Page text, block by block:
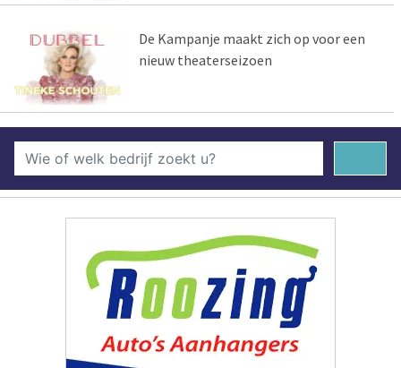
De Kampanje maakt zich op voor een
nieuw theaterseizoen